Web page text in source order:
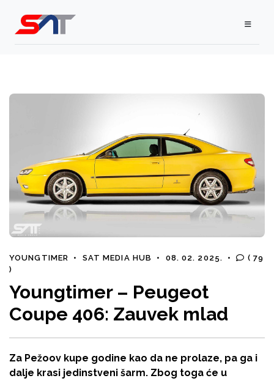
YOUNGTIMER • SAT MEDIA HUB • 08. 02. 2025. •
( 79
)
Youngtimer – Peugeot
Coupe 406: Zauvek mlad
Za Pežoov kupe godine kao da ne prolaze, pa ga i
dalje krasi jedinstveni šarm. Zbog toga će u